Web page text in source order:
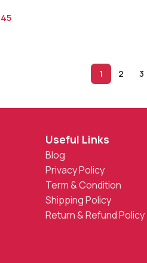
45
1 2 3
Useful Links
Blog
Privacy Policy
Term & Condition
Shipping Policy
Return & Refund Policy